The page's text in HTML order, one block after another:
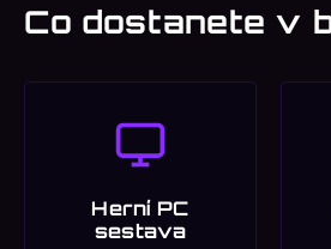
Co dostanete v
Herní PC
sestava